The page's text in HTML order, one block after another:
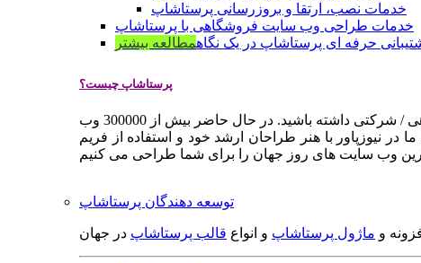
خدمات نصب، ارتقا و بروزرسانی پرستاشاپ
خدمات طراحی وب سایت فروشگاهی با پرستاشاپ
حرفه ای پرستاشاپ در یک نگاهمطالعه بیشتر
پرستاشاپ چیست؟
پرستاشاپ یک سیستم مدیریت وب سایت / فروشگاه آنلاین اپن سورس است که به شما کمک می کند به سرعت یک وب سایت فروشگاهی / شرکتی داشته باشید. در حال حاضر بیش از 300000 وب
نیوزپاور با هنر طراحان ارشد خود و استفاده از فریم
توسعه دهندگان پرستاشاپ
و ماژول پرستاشاپ و انواع قالب پرستاشاپ در جهان